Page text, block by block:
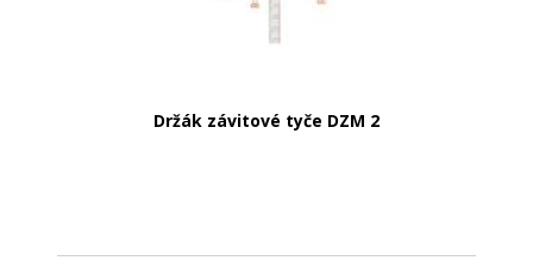
Držák závitové tyče DZM 2